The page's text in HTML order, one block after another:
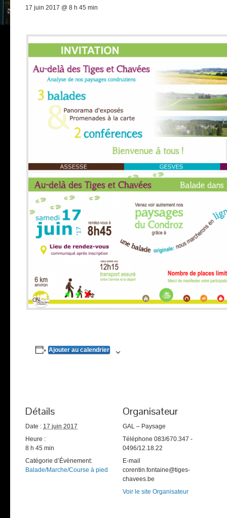
17 juin 2017 @ 8 h 45 min
Ajouter au calendrier
Détails
Date : 17 juin 2017
Heure :
8 h 45 min
Catégorie d’Évènement:
Balade/Marche/Course à pied
Organisateur
GAL – Paysage
Téléphone 083/670.347 -
0496/12.18.22
E-mail
corentin.fontaine@tiges-
chavees.be
Voir le site Organisateur